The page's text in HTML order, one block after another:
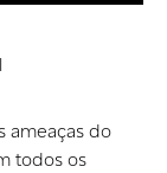
ameaças do
todos os